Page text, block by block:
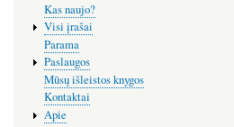
meniu
Kas naujo?
Visi įrašai
Parama
Paslaugos
Mūsų išleistos knygos
Kontaktai
Apie